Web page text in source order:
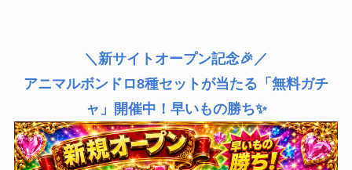
＼新サイトオープン記念🎉／
アニマルボンドロ8種セットが当たる「無料ガチ
ャ」開催中！早いもの勝ち✨